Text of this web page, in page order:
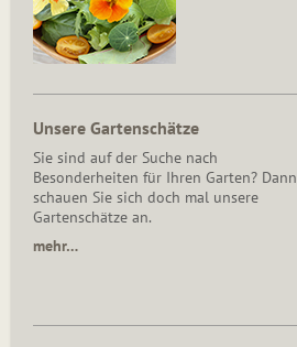
Unsere Gartenschätze
Sie sind auf der Suche nach
Besonderheiten für Ihren Garten? Dann
schauen Sie sich doch mal unsere
Gartenschätze an.
mehr…